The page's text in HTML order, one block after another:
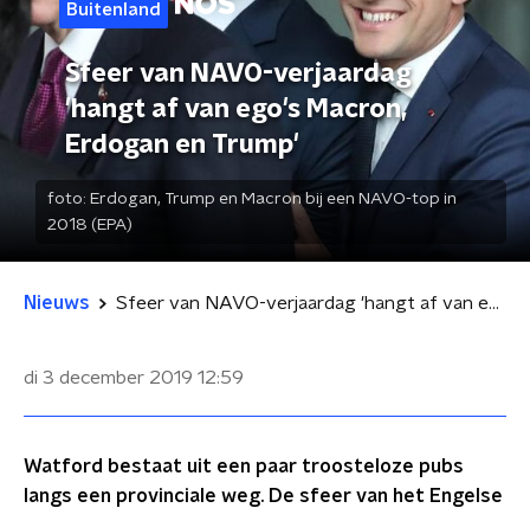
Buitenland
Sfeer van NAVO-verjaardag
'hangt af van ego's Macron,
Erdogan en Trump'
foto: Erdogan, Trump en Macron bij een NAVO-top in
2018 (EPA)
Nieuws Sfeer van NAVO-verjaardag 'hangt af van ego's Macron, Erdogan en Trump'
di 3 december 2019 12:59
Watford bestaat uit een paar troosteloze pubs
langs een provinciale weg. De sfeer van het Engelse